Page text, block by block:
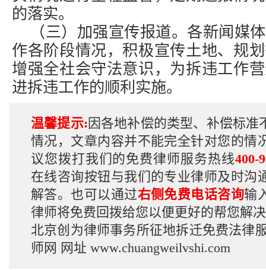
的落实。
（三）加强宣传报道。各新闻媒
作各阶段情况，积极宣传土地、规
增强全社会守法意识，为拆违工作
进拆违工作的顺利实施。
温馨提示:因各地补偿的类型、补偿标准
情况，文章内容并不能完全针对您的情
议您拨打我们的免费律师服务热线400-
在线咨询按钮与我们的专业律师及时沟
解答。也可以通过右侧免费电话咨询输
律师将免费回拨给您以便更好的帮您解
北京创为律师事务所征地拆迁免费法律
师网 网址 www.chuangweilvshi.com